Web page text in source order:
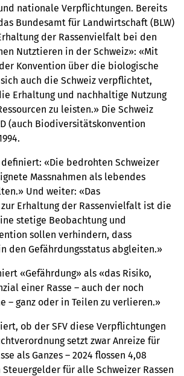
nationale Verpflichtungen. Bereits
Bundesamt für Landwirtschaft (BLW)
der Rassenvielfalt bei den
Nutztieren in der Schweiz»: «Mit
Konvention über die biologische
auch die Schweiz verpflichtet,
Erhaltung und nachhaltige Nutzung
zu leisten.» Die Schweiz
(auch Biodiversitätskonvention
definiert: «Die bedrohten Schweizer
Massnahmen als lebendes
Und weiter: «Das
Erhaltung der Rassenvielfalt ist die
stetige Beobachtung und
sollen verhindern, dass
den Gefährdungsstatus abgleiten.»
«Gefährdung» als «das Risiko,
einer Rasse – auch der noch
– ganz oder in Teilen zu verlieren.»
ob der SFV diese Verpflichtungen
setzt zwar Anreize für
als Ganzes – 2024 flossen 4,08
für alle Schweizer Rassen